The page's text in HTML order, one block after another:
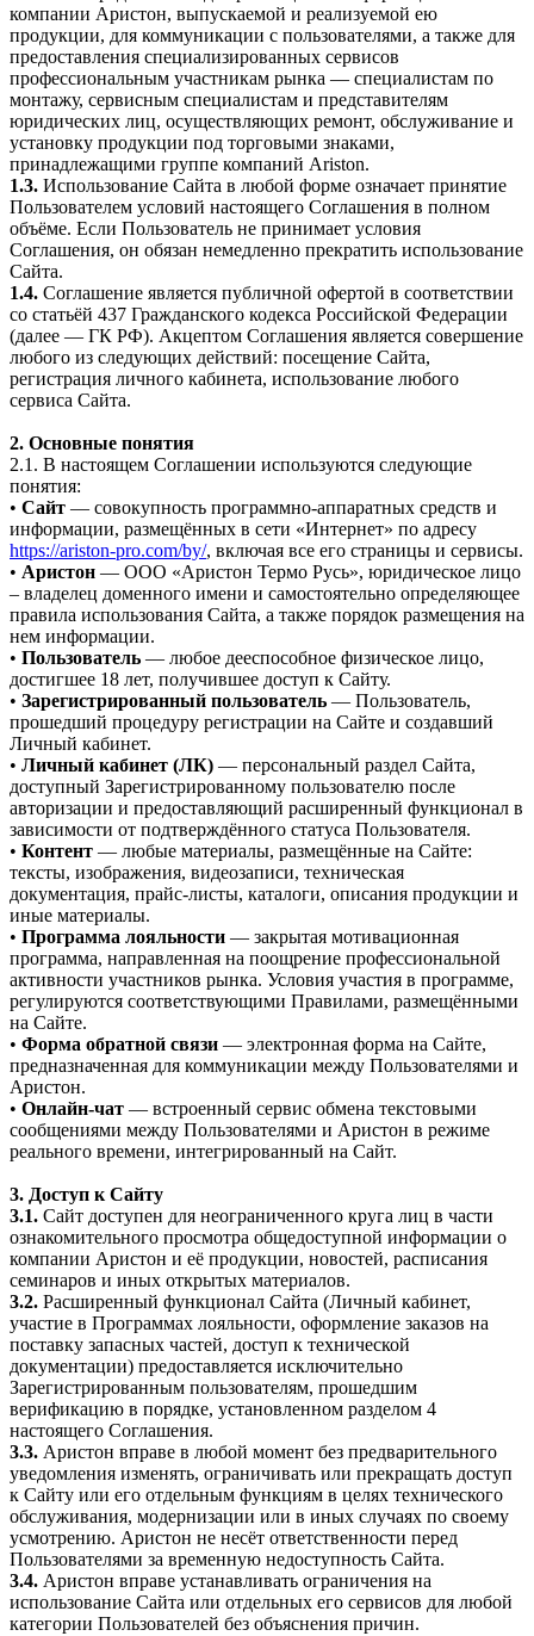
компании Аристон, выпускаемой и реализуемой ею
продукции, для коммуникации с пользователями, а также для
предоставления специализированных сервисов
профессиональным участникам рынка — специалистам по
монтажу, сервисным специалистам и представителям
юридических лиц, осуществляющих ремонт, обслуживание и
установку продукции под торговыми знаками,
принадлежащими группе компаний Ariston.
1.3. Использование Сайта в любой форме означает принятие
Пользователем условий настоящего Соглашения в полном
объёме. Если Пользователь не принимает условия
Соглашения, он обязан немедленно прекратить использование
Сайта.
1.4. Соглашение является публичной офертой в соответствии
со статьёй 437 Гражданского кодекса Российской Федерации
(далее — ГК РФ). Акцептом Соглашения является совершение
любого из следующих действий: посещение Сайта,
регистрация личного кабинета, использование любого
сервиса Сайта.
2. Основные понятия
2.1. В настоящем Соглашении используются следующие
понятия:
• Сайт — совокупность программно-аппаратных средств и
информации, размещённых в сети «Интернет» по адресу
https://ariston-pro.com/by/, включая все его страницы и сервисы.
• Аристон — ООО «Аристон Термо Русь», юридическое лицо
– владелец доменного имени и самостоятельно определяющее
правила использования Сайта, а также порядок размещения на
нем информации.
• Пользователь — любое дееспособное физическое лицо,
достигшее 18 лет, получившее доступ к Сайту.
• Зарегистрированный пользователь — Пользователь,
прошедший процедуру регистрации на Сайте и создавший
Личный кабинет.
• Личный кабинет (ЛК) — персональный раздел Сайта,
доступный Зарегистрированному пользователю после
авторизации и предоставляющий расширенный функционал в
зависимости от подтверждённого статуса Пользователя.
• Контент — любые материалы, размещённые на Сайте:
тексты, изображения, видеозаписи, техническая
документация, прайс-листы, каталоги, описания продукции и
иные материалы.
• Программа лояльности — закрытая мотивационная
программа, направленная на поощрение профессиональной
активности участников рынка. Условия участия в программе,
регулируются соответствующими Правилами, размещёнными
на Сайте.
• Форма обратной связи — электронная форма на Сайте,
предназначенная для коммуникации между Пользователями и
Аристон.
• Онлайн-чат — встроенный сервис обмена текстовыми
сообщениями между Пользователями и Аристон в режиме
реального времени, интегрированный на Сайт.
3. Доступ к Сайту
3.1. Сайт доступен для неограниченного круга лиц в части
ознакомительного просмотра общедоступной информации о
компании Аристон и её продукции, новостей, расписания
семинаров и иных открытых материалов.
3.2. Расширенный функционал Сайта (Личный кабинет,
участие в Программах лояльности, оформление заказов на
поставку запасных частей, доступ к технической
документации) предоставляется исключительно
Зарегистрированным пользователям, прошедшим
верификацию в порядке, установленном разделом 4
настоящего Соглашения.
3.3. Аристон вправе в любой момент без предварительного
уведомления изменять, ограничивать или прекращать доступ
к Сайту или его отдельным функциям в целях технического
обслуживания, модернизации или в иных случаях по своему
усмотрению. Аристон не несёт ответственности перед
Пользователями за временную недоступность Сайта.
3.4. Аристон вправе устанавливать ограничения на
использование Сайта или отдельных его сервисов для любой
категории Пользователей без объяснения причин.